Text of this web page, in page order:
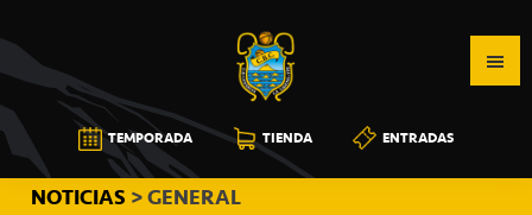
a
la
navegación
principal
al
contenido
principal
a
la
barra
lateral
principal
CB
CANARIAS
TEMPORADA TIENDA ENTRADAS
NOTICIAS > GENERAL